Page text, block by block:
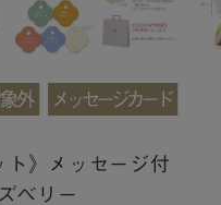
ト》メッセージ付
ベリー